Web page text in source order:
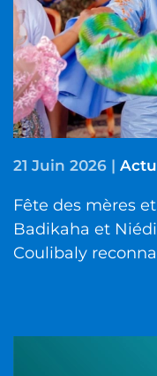
21 Juin 2026 | Actu
Fête des mères
Badikaha et
Coulibaly